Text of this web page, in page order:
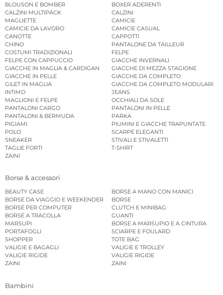
BLOUSON E BOMBER
BOXER ADERENTI
CALZINI MULTIPACK
CALZINI
MAGLIETTE
CAMICIE
CAMICIE DA LAVORO
CAMICIE CASUAL
CANOTTE
CAPPOTTI
CHINO
PANTALONE DA TAILLEUR
COSTUMI TRADIZIONALI
FELPE
FELPE CON CAPPUCCIO
GIACCHE INVERNALI
GIACCHE IN MAGLIA & CARDIGAN
GIACCHE DI MEZZA STAGIONE
GIACCHE IN PELLE
GIACCHE DA COMPLETO
GILET IN MAGLIA
GIACCHE DA COMPLETO MODULARI
INTIMO
JEANS
MAGLIONI E FELPE
OCCHIALI DA SOLE
PANTALONI CARGO
PANTALONI IN PELLE
PANTALONI & BERMUDA
PARKA
PIGIAMI
PIUMINI E GIACCHE TRAPUNTATE
POLO
SCARPE ELEGANTI
SNEAKER
STIVALI E STIVALETTI
TAGLIE FORTI
T-SHIRT
ZAINI
Borse & accessori
BEAUTY CASE
BORSE A MANO CON MANICI
BORSE DA VIAGGIO E WEEKENDER
BORSE
BORSE PER COMPUTER
CLUTCH E MINIBAG
BORSE A TRACOLLA
GUANTI
MARSUPI
BORSE A MARSUPIO E A CINTURA
PORTAFOGLI
SCIARPE E FOULARD
SHOPPER
TOTE BAG
VALIGIE E BAGAGLI
VALIGIE E TROLLEY
VALIGIE RIGIDE
VALIGIE RIGIDE
ZAINI
ZAINI
Bambini